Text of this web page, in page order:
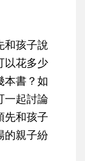
孩子說
以花多少
本書？如
一起討論
先和孩子
的親子紛